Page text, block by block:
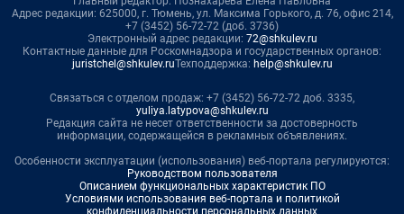
Адрес редакции: 625000, г. Тюмень, ул. Максима Горького, д. 76, офис 214,
+7 (3452) 56-72-72 (доб. 3736)
Электронный адрес редакции: 72@shkulev.ru
Контактные данные для Роскомнадзора и государственных органов:
juristchel@shkulev.ruТехподдержка: help@shkulev.ru
Связаться с отделом продаж: +7 (3452) 56-72-72 доб. 3335,
yuliya.latypova@shkulev.ru
Редакция сайта не несет ответственности за достоверность
информации, содержащейся в рекламных объявлениях.
Особенности эксплуатации (использования) веб-портала регулируются:
Руководством пользователя
Описанием функциональных характеристик ПО
Условиями использования веб-портала и политикой
конфиденциальности персональных данных